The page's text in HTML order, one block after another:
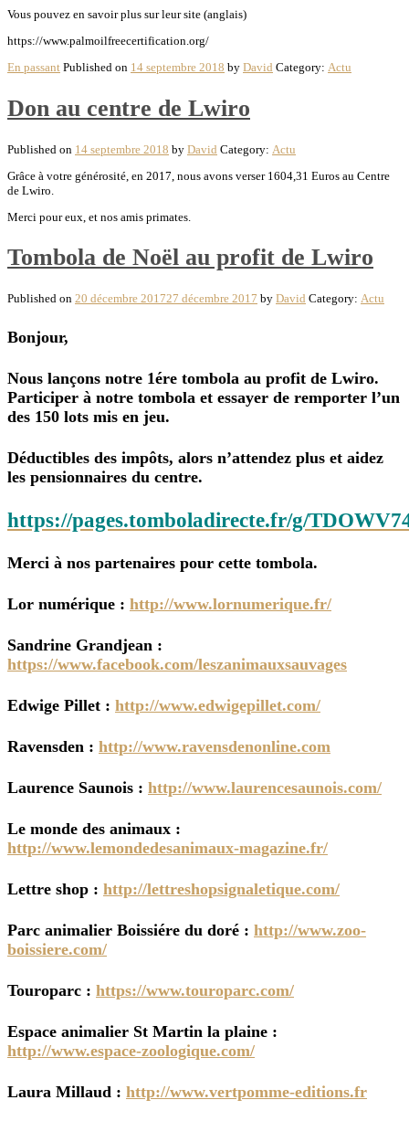
Vous pouvez en savoir plus sur leur site (anglais)
https://www.palmoilfreecertification.org/
En passant Published on 14 septembre 2018 by David Category: Actu
Don au centre de Lwiro
Published on 14 septembre 2018 by David Category: Actu
Grâce à votre générosité, en 2017, nous avons verser 1604,31 Euros au Centre
de Lwiro.
Merci pour eux, et nos amis primates.
Tombola de Noël au profit de Lwiro
Published on 20 décembre 201727 décembre 2017 by David Category: Actu
Bonjour,
Nous lançons notre 1ére tombola au profit de Lwiro.
Participer à notre tombola et essayer de remporter l’un
des 150 lots mis en jeu.
Déductibles des impôts, alors n’attendez plus et aidez
les pensionnaires du centre.
https://pages.tomboladirecte.fr/g/
Merci à nos partenaires pour cette tombola.
Lor numérique : http://www.lornumerique.fr/
Sandrine Grandjean :
https://www.facebook.com/leszanimauxsauvages
Edwige Pillet : http://www.edwigepillet.com/
Ravensden : http://www.ravensdenonline.com
Laurence Saunois : http://www.laurencesaunois.com/
Le monde des animaux :
http://www.lemondedesanimaux-magazine.fr/
Lettre shop : http://lettreshopsignaletique.com/
Parc animalier Boissiére du doré : http://www.zoo-
boissiere.com/
Touroparc : https://www.touroparc.com/
Espace animalier St Martin la plaine :
http://www.espace-zoologique.com/
Laura Millaud : http://www.vertpomme-editions.fr